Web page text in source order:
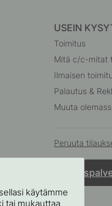
USEIN
Toimitus
Mitä c/c-mitat
Ilmaisen
Palautus &
Muuta
Peruuta
käytämme
tai mukauttaa